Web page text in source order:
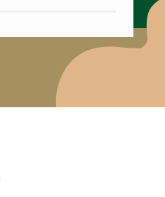
時間を変更させてい
17：00
～17：00
願いします。
A棟 101号室
棟 205号室